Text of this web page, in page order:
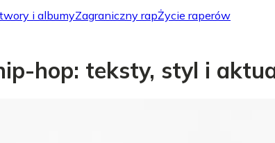
i albumyZagraniczny rapŻycie raperów
hop: teksty, styl i